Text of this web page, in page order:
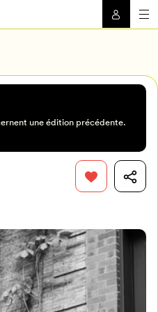
une édition précédente.